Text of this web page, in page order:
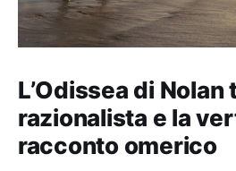
L’Odissea di
razionalista e la
racconto omerico